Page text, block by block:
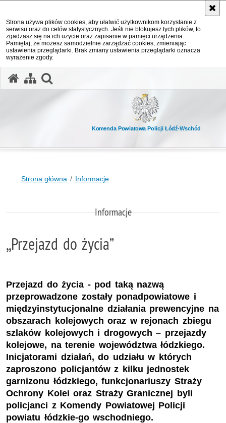
Strona używa plików cookies, aby ułatwić użytkownikom korzystanie z
serwisu oraz do celów statystycznych. Jeśli nie blokujesz tych plików, to
zgadzasz się na ich użycie oraz zapisanie w pamięci urządzenia.
Pamiętaj, że możesz samodzielnie zarządzać cookies, zmieniając
ustawienia przeglądarki. Brak zmiany ustawienia przeglądarki oznacza
wyrażenie zgody.
Komenda Powiatowa Policji Łódź-Wschód
Strona główna Informacje
Informacje
,,Przejazd do życia”
Przejazd do życia - pod taką nazwą
przeprowadzone zostały ponadpowiatowe i
międzyinstytucjonalne działania prewencyjne na
obszarach kolejowych oraz w rejonach zbiegu
szlaków kolejowych i drogowych – przejazdy
kolejowe, na terenie województwa łódzkiego.
Inicjatorami działań, do udziału w których
zaproszono policjantów z kilku jednostek
garnizonu łódzkiego, funkcjonariuszy Straży
Ochrony Kolei oraz Straży Granicznej byli
policjanci z Komendy Powiatowej Policji
powiatu łódzkie-go wschodniego.